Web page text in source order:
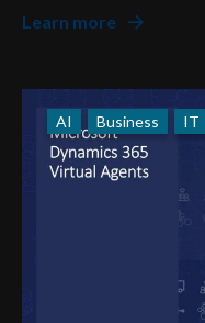
Learn more
AI Business IT